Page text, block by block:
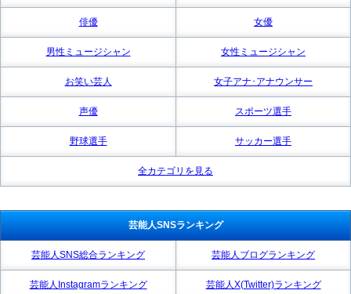
俳優 女優
男性ミュージシャン 女性ミュージシャン
お笑い芸人 女子アナ･アナウンサー
声優 スポーツ選手
野球選手 サッカー選手
全カテゴリを見る
芸能人SNSランキング
芸能人SNS総合ランキング 芸能人ブログランキング
芸能人Instagramランキング 芸能人X(Twitter)ランキング